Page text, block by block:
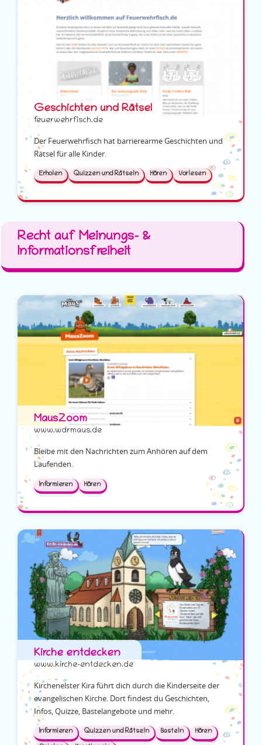
Geschichten und Rätsel
feuerwehrfisch.de
Der Feuerwehrfisch hat barrierearme Geschichten und
Rätsel für alle Kinder.
Erholen Quizzen und Rätseln Hören Vorlesen
Recht auf Meinungs- &
Informationsfreiheit
MausZoom
www.wdrmaus.de
Bleibe mit den Nachrichten zum Anhören auf dem
Laufenden.
Informieren Hören
Kirche entdecken
www.kirche-entdecken.de
Kirchenelster Kira führt dich durch die Kinderseite der
evangelischen Kirche. Dort findest du Geschichten,
Infos, Quizze, Bastelangebote und mehr.
Informieren Quizzen und Rätseln Basteln Hören